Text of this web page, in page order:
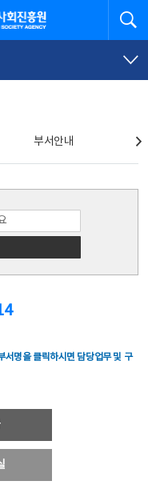
부서안내
서명을 클릭하시면 담당업무 및 구